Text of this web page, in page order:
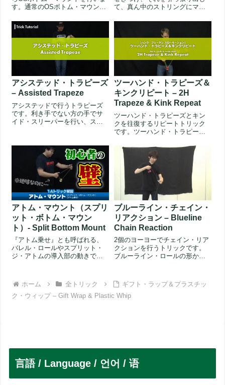
す。通常のOSボトム・マウント
す。...
て、真ん中のストリングにマウ
キンク...
アシステッド・トラピーズ
– Assisted Trapeze
アシステッドで行うトラピーズ
です。利き手でない方の手でサ
イド・スリーパーを行い、スト
ツーハンド・トラピーズ＆
キンクリピート – 2H
Trapeze & Kink Repeat
ツーハンド・トラピーズとキン
クを往復するリピートトリック
です。ツーハンド・トラピーズ
投げた方...
アトム・マウント（スプリ
ット・ボトム・マウン
ト）- Split Bottom Mount
『アトム乗せ』とも呼ばれる、
バレル・ロールやスプリット・
ジ・アトムの導入部の動きで
ブルーライン・チェイン・
リアクション – Blueline
Chain Reaction
2個のヨーヨーでチェイン・リア
クションを行うトリックです。
ブルーライン・ロールの形から
ホーム
全トリック
ギフト・ラップ＆プラスチッ
ク・ウィップ – Gift Wrap & Plastic Whip
言語 / Language / 언어 / 语